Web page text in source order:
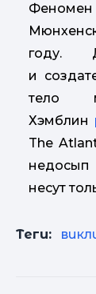
Феномен
году.
и
тело
Хэмблин
The
несут
Теги: